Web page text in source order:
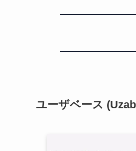
ユーザベース